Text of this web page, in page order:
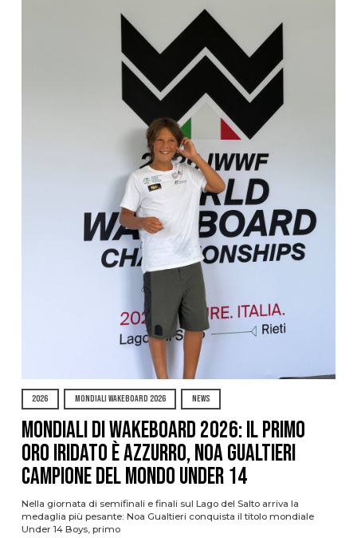
2026 MONDIALI WAKEBOARD 2026 NEWS
Mondiali di Wakeboard 2026: il primo
oro iridato è azzurro, Noa Gualtieri
campione del mondo Under 14
Nella giornata di semifinali e finali sul Lago del Salto arriva la
medaglia più pesante: Noa Gualtieri conquista il titolo mondiale
Under 14 Boys, primo